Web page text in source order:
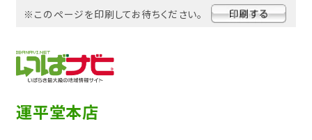
※このページを印刷してお待ちください。
運平堂本店